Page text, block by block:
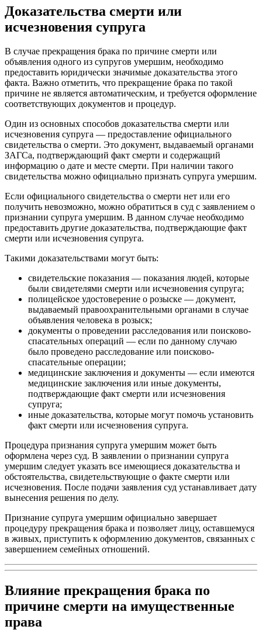
Доказательства смерти или
исчезновения супруга
В случае прекращения брака по причине смерти или
объявления одного из супругов умершим, необходимо
предоставить юридически значимые доказательства этого
факта. Важно отметить, что прекращение брака по такой
причине не является автоматическим, и требуется оформление
соответствующих документов и процедур.
Один из основных способов доказательства смерти или
исчезновения супруга — предоставление официального
свидетельства о смерти. Это документ, выдаваемый органами
ЗАГСа, подтверждающий факт смерти и содержащий
информацию о дате и месте смерти. При наличии такого
свидетельства можно официально признать супруга умершим.
Если официального свидетельства о смерти нет или его
получить невозможно, можно обратиться в суд с заявлением о
признании супруга умершим. В данном случае необходимо
предоставить другие доказательства, подтверждающие факт
смерти или исчезновения супруга.
Такими доказательствами могут быть:
свидетельские показания — показания людей, которые
были свидетелями смерти или исчезновения супруга;
полицейское удостоверение о розыске — документ,
выдаваемый правоохранительными органами в случае
объявления человека в розыск;
документы о проведении расследования или поисково-
спасательных операций — если по данному случаю
было проведено расследование или поисково-
спасательные операции;
медицинские заключения и документы — если имеются
медицинские заключения или иные документы,
подтверждающие факт смерти или исчезновения
супруга;
иные доказательства, которые могут помочь установить
факт смерти или исчезновения супруга.
Процедура признания супруга умершим может быть
оформлена через суд. В заявлении о признании супруга
умершим следует указать все имеющиеся доказательства и
обстоятельства, свидетельствующие о факте смерти или
исчезновения. После подачи заявления суд устанавливает дату
вынесения решения по делу.
Признание супруга умершим официально завершает
процедуру прекращения брака и позволяет лицу, оставшемуся
в живых, приступить к оформлению документов, связанных с
завершением семейных отношений.
Влияние прекращения брака по
причине смерти на имущественные
права